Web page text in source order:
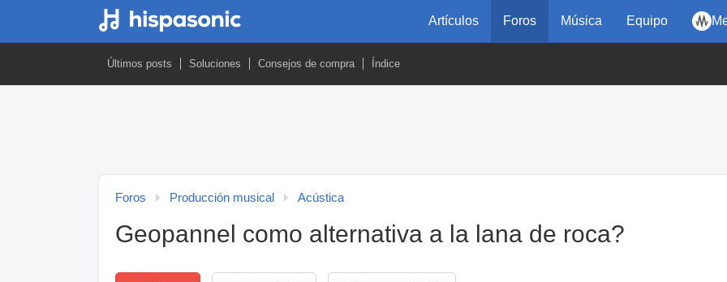
Artículos Foros Música Equipo
Últimos posts Soluciones Consejos de compra Índice
Foros Producción musical Acústica
Geopannel como alternativa a la lana de roca?